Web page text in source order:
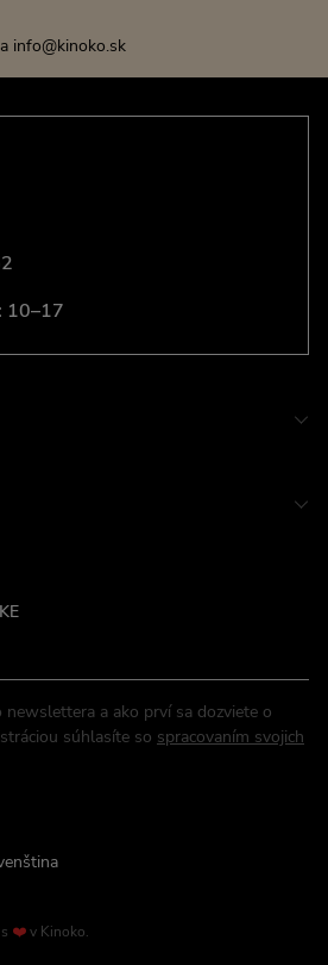
info@kinoko.sk
10–17
a ako prví sa dozviete o
súhlasíte so spracovaním svojich
❤️v Kinoko.